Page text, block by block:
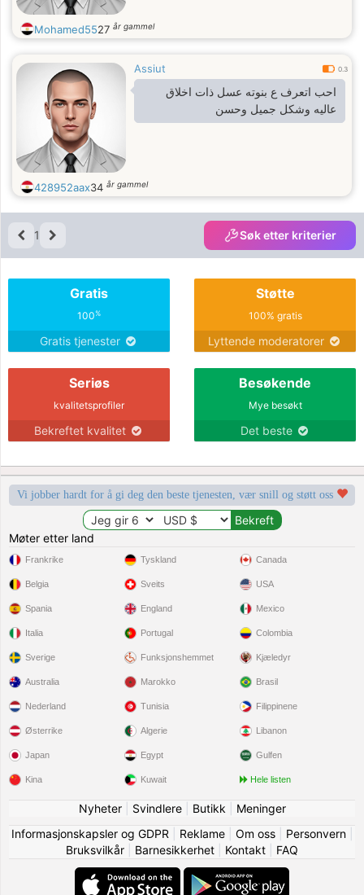
Mohamed5527 år gammel
Assiut 0.3
احب اتعرف ع بنوته عسل ذات اخلاق
عاليه وشكل جميل وحسن
428952aax34 år gammel
1 Søk etter kriterier
Gratis
100%
Gratis tjenester
Støtte
100% gratis
Lyttende moderatorer
Seriøs
kvalitetsprofiler
Bekreftet kvalitet
Besøkende
Mye besøkt
Det beste
Vi jobber hardt for å gi deg den beste tjenesten, vær snill og støtt oss
Møter etter land
Frankrike
Belgia
Spania
Italia
Sverige
Tyskland
Sveits
England
Portugal
Funksjonshemmet
Canada
USA
Mexico
Colombia
Kjæledyr
Australia
Nederland
Østerrike
Japan
Kina
Marokko
Tunisia
Algerie
Egypt
Kuwait
Brasil
Filippinene
Libanon
Gulfen
Hele listen
Nyheter| Svindlere| Butikk
Meninger
Informasjonskapsler og GDPR
Reklame| Om oss| Personvern|
Bruksvilkår
Barnesikkerhet Kontakt FAQ